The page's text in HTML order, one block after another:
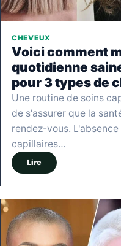
CHEVEUX
Voici comment
quotidienne
pour 3 types de
Une routine de soins
de s'assurer que la
rendez-vous.
capillaires…
Lire